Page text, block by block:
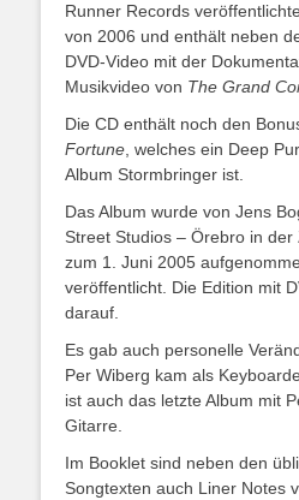
Runner Records
von 2006 und enthält neben
DVD-Video mit der
Musikvideo von The Grand
Die CD enthält noch den
Fortune, welches ein Deep
Album Stormbringer ist.
Das Album wurde von Jens
Street Studios – Örebro in
zum 1. Juni 2005
veröffentlicht. Die Edition mit
darauf.
Es gab auch personelle
Per Wiberg kam als
ist auch das letzte Album mit
Gitarre.
Im Booklet sind neben den
Songtexten auch Liner Notes